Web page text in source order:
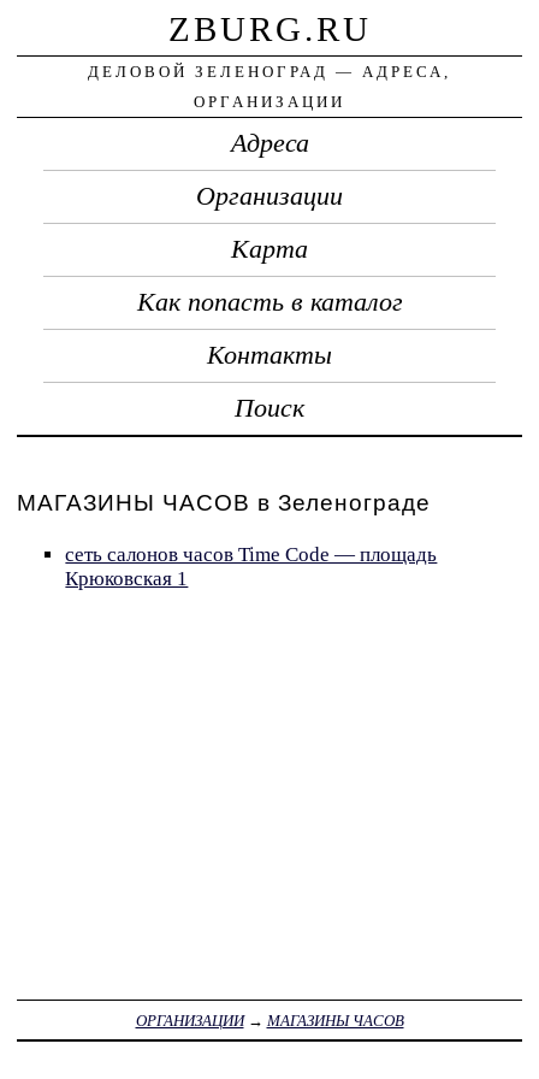
ZBURG.RU
ДЕЛОВОЙ ЗЕЛЕНОГРАД — АДРЕСА,
ОРГАНИЗАЦИИ
Адреса
Организации
Карта
Как попасть в каталог
Контакты
Поиск
МАГАЗИНЫ ЧАСОВ в Зеленограде
сеть салонов часов Time Code — площадь
Крюковская 1
ОРГАНИЗАЦИИ→ МАГАЗИНЫ ЧАСОВ